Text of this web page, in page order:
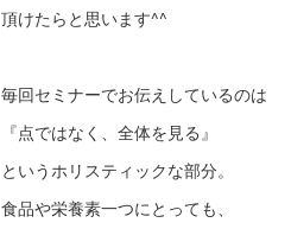
頂けたらと思います^^
毎回セミナーでお伝えしているのは
『点ではなく、全体を見る』
というホリスティックな部分。
食品や栄養素一つにとっても、